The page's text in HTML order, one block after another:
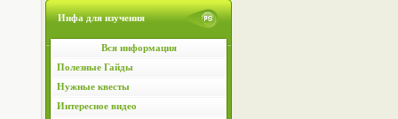
Инфа для изучения
Вся информация
Полезные Гайды
Нужные квесты
Интересное видео